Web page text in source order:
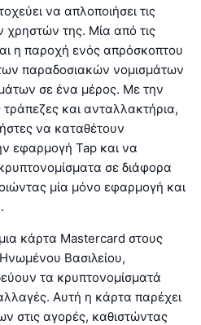
να απλοποιήσει τις
χρηστών της. Μία από τις
η παροχή ενός απρόσκοπτου
παραδοσιακών νομισμάτων
σε ένα μέρος. Με την
και ανταλλακτήρια,
να καταθέτουν
εφαρμογή Tap και να
σε διάφορα
μία μόνο εφαρμογή και
κάρτα Mastercard στους
Βασιλείου,
τα κρυπτονομίσματά
Αυτή η κάρτα παρέχει
στις αγορές, καθιστώντας